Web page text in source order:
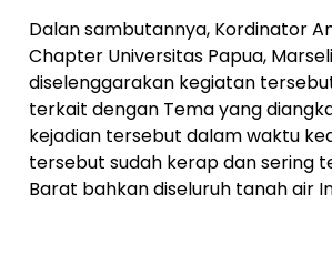
Dalan sambutannya, Kordinator
Chapter Universitas Papua,
diselenggarakan kegiatan
terkait dengan Tema yang
kejadian tersebut dalam waktu
tersebut sudah kerap dan sering
Barat bahkan diseluruh tanah air